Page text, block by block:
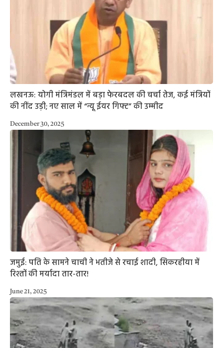
लखनऊ: योगी मंत्रिमंडल में बड़ा फेरबदल की चर्चा तेज, कई मंत्रियों
की नींद उड़ी; नए साल में “न्यू ईयर गिफ्ट” की उम्मीद
December 30, 2025
जमुई: पति के सामने चाची ने भतीजे से रचाई शादी, सिकरहीया में
रिश्तों की मर्यादा तार-तार!
June 21, 2025